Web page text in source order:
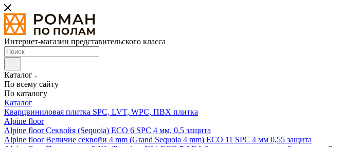
Интернет-магазин представительского класса
Каталог
По всему сайту
По каталогу
Каталог
Кварцвиниловая плитка SPC, LVT, WPC, ПВХ плитка
Alpine floor
Alpine floor Секвойя (Sequoia) ECO 6 SPC 4 мм, 0,5 защита
Alpine floor Величие секвойи 4 mm (Grand Sequoia 4 mm) ECO 11 SPC 4 мм 0,55 защита